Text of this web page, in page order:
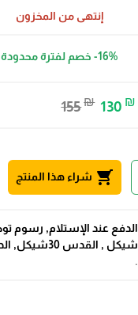
إنتهى من المخزون
-16% خصم لفترة محدودة
155₪ 130 ₪
shopping_cart شراء هذا المنتج
شيكل , القدس 30شيكل, الداخل 75 شيكل
.